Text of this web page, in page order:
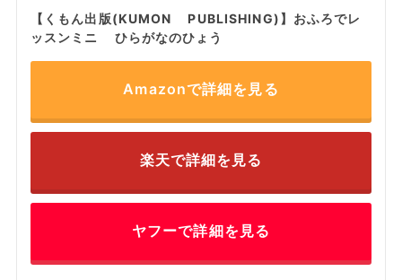
【くもん出版(KUMON PUBLISHING)】おふろでレ
ッスンミニ ひらがなのひょう
Amazonで詳細を見る
楽天で詳細を見る
ヤフーで詳細を見る